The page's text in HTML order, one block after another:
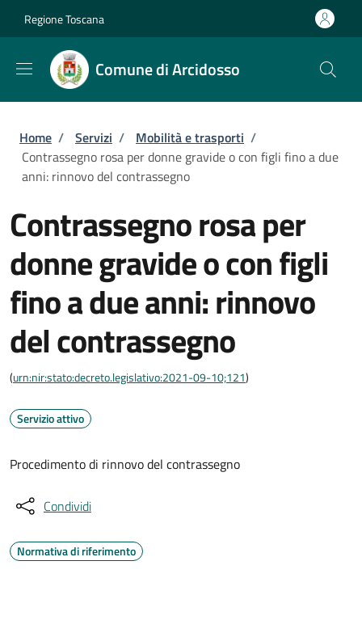
Regione Toscana
Comune di Arcidosso
Briciole di pane
Home / Servizi / Mobilità e trasporti /
Contrassegno rosa per donne gravide o con figli fino a due
anni: rinnovo del contrassegno
Contrassegno rosa per
donne gravide o con figli
fino a due anni: rinnovo
del contrassegno
(urn:nir:stato:decreto.legislativo:2021-09-10;121)
Servizio attivo
Procedimento di rinnovo del contrassegno
Condividi
Normativa di riferimento